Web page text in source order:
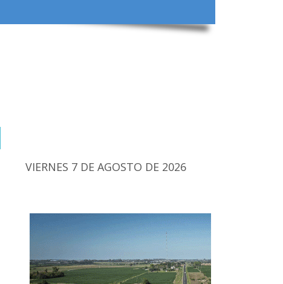
VIERNES 7 DE AGOSTO DE 2026